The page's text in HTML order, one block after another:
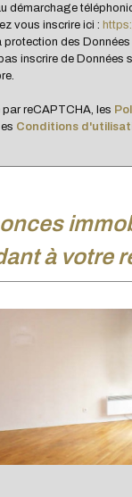
2 enfants
démarchage
vous inscrire ici :
protection des
inscrire de Données
reCAPTCHA, les
Conditions
à votre